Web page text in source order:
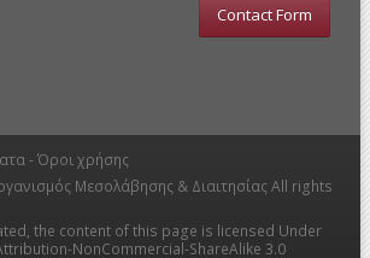
Contact Form
- Όροι χρήσης
Μεσολάβησης & Διαιτησίας All rights
the content of this page is licensed Under
NonCommercial-ShareAlike 3.0